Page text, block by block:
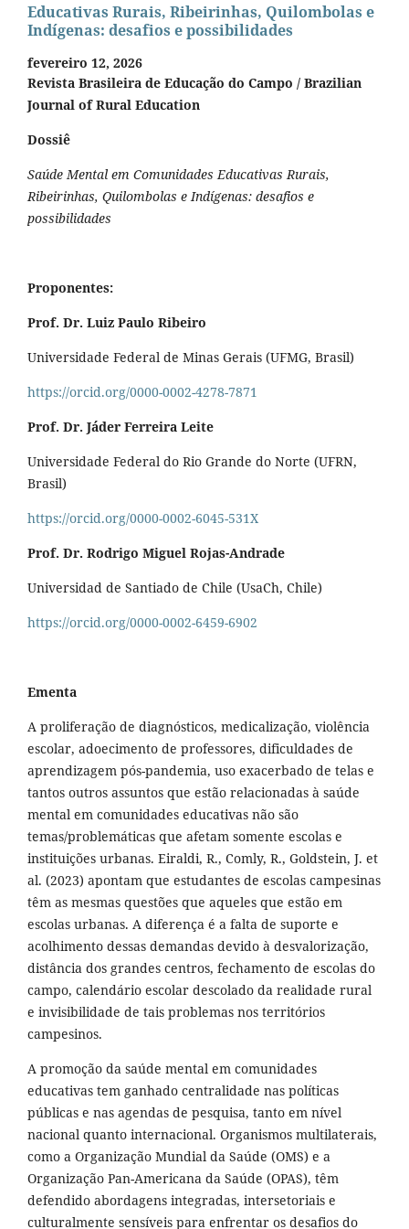
Educativas Rurais, Ribeirinhas, Quilombolas e
Indígenas: desafios e possibilidades
fevereiro 12, 2026
Revista Brasileira de Educação do Campo / Brazilian
Journal of Rural Education
Dossiê
Saúde Mental em Comunidades Educativas Rurais,
Ribeirinhas, Quilombolas e Indígenas: desafios e
possibilidades
Proponentes:
Prof. Dr. Luiz Paulo Ribeiro
Universidade Federal de Minas Gerais (UFMG, Brasil)
https://orcid.org/0000-0002-4278-7871
Prof. Dr. Jáder Ferreira Leite
Universidade Federal do Rio Grande do Norte (UFRN,
Brasil)
https://orcid.org/0000-0002-6045-531X
Prof. Dr. Rodrigo Miguel Rojas-Andrade
Universidad de Santiado de Chile (UsaCh, Chile)
https://orcid.org/0000-0002-6459-6902
Ementa
A proliferação de diagnósticos, medicalização, violência
escolar, adoecimento de professores, dificuldades de
aprendizagem pós-pandemia, uso exacerbado de telas e
tantos outros assuntos que estão relacionadas à saúde
mental em comunidades educativas não são
temas/problemáticas que afetam somente escolas e
instituições urbanas. Eiraldi, R., Comly, R., Goldstein, J. et
al. (2023) apontam que estudantes de escolas campesinas
têm as mesmas questões que aqueles que estão em
escolas urbanas. A diferença é a falta de suporte e
acolhimento dessas demandas devido à desvalorização,
distância dos grandes centros, fechamento de escolas do
campo, calendário escolar descolado da realidade rural
e invisibilidade de tais problemas nos territórios
campesinos.
A promoção da saúde mental em comunidades
educativas tem ganhado centralidade nas políticas
públicas e nas agendas de pesquisa, tanto em nível
nacional quanto internacional. Organismos multilaterais,
como a Organização Mundial da Saúde (OMS) e a
Organização Pan-Americana da Saúde (OPAS), têm
defendido abordagens integradas, intersetoriais e
culturalmente sensíveis para enfrentar os desafios do